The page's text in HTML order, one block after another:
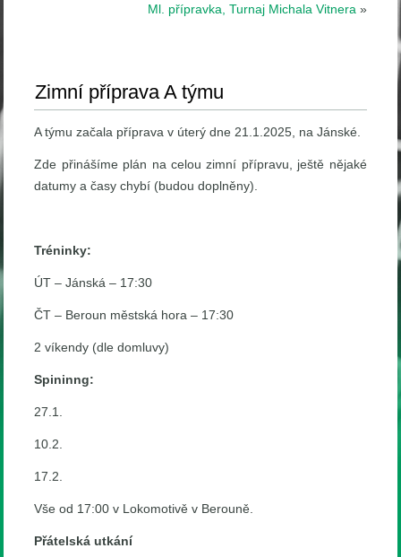
Ml. přípravka, Turnaj Michala Vitnera »
Zimní příprava A týmu
A týmu začala příprava v úterý dne 21.1.2025, na Jánské.
Zde přinášíme plán na celou zimní přípravu, ještě nějaké
datumy a časy chybí (budou doplněny).
Tréninky:
ÚT – Jánská – 17:30
ČT – Beroun městská hora – 17:30
2 víkendy (dle domluvy)
Spininng:
27.1.
10.2.
17.2.
Vše od 17:00 v Lokomotivě v Berouně.
Přátelská utkání